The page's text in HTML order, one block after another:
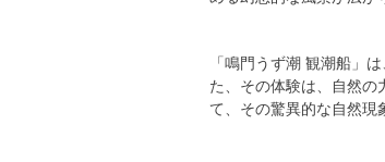
「鳴門うず潮 観潮船」
た、その体験は、自然
て、その驚異的な自然現